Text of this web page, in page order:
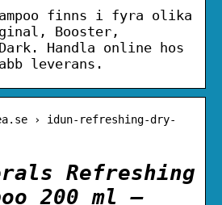
finns i fyra olika
Booster,
Handla online hos
leverans.
› idun-refreshing-dry-
Refreshing
200 ml –